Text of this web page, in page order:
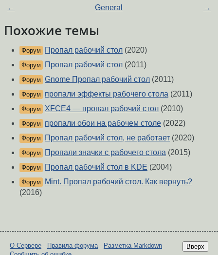
← General →
Похожие темы
Форум Пропал рабочий стол (2020)
Форум Пропал рабочий стол (2011)
Форум Gnome Пропал рабочий стол (2011)
Форум пропали эффекты рабочего стола (2011)
Форум XFCE4 — пропал рабочий стол (2010)
Форум пропали обои на рабочем столе (2022)
Форум Пропал рабочий стол, не работает (2020)
Форум Пропали значки с рабочего стола (2015)
Форум Пропал рабочий стол в KDE (2004)
Форум
Mint. Пропал рабочий стол. Как вернуть?
(2016)
Вверх
О Сервере - Правила форума- Разметка Markdown